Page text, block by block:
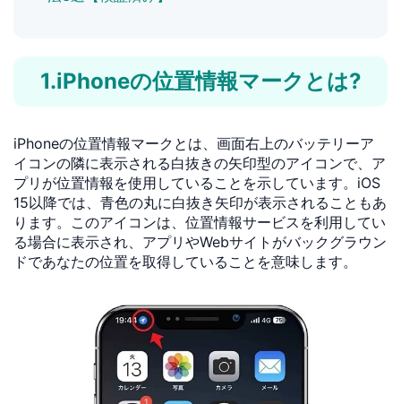
1.iPhoneの位置情報マークとは?
iPhoneの位置情報マークとは、画面右上のバッテリーア
イコンの隣に表示される白抜きの矢印型のアイコンで、ア
プリが位置情報を使用していることを示しています。iOS
15以降では、青色の丸に白抜き矢印が表示されることもあ
ります。このアイコンは、位置情報サービスを利用してい
る場合に表示され、アプリやWebサイトがバックグラウン
ドであなたの位置を取得していることを意味します。